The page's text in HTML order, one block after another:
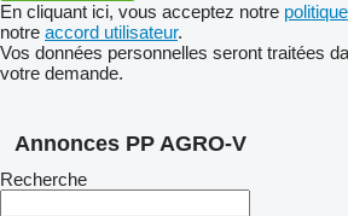
En cliquant ici, vous acceptez notre
notre accord utilisateur.
Vos données personnelles seront traitées
votre demande.
Annonces PP AGRO-V
Recherche